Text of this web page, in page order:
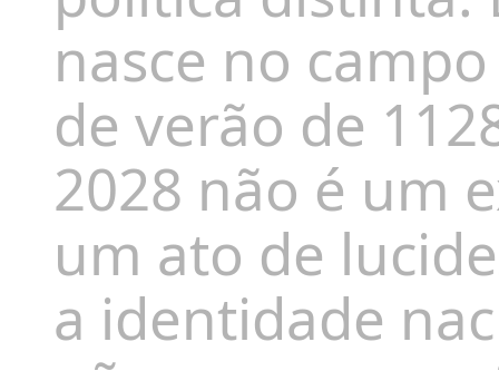
nasce no
de verão de
2028 não é um
um ato de
a identidade